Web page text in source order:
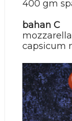
400 gm
bahan C
capsicum